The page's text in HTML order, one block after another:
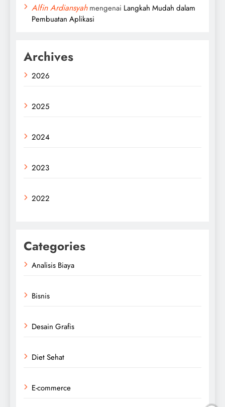
Alfin Ardiansyahmengenai Langkah Mudah dalam
Pembuatan Aplikasi
Archives
2026
2025
2024
2023
2022
Categories
Analisis Biaya
Bisnis
Desain Grafis
Diet Sehat
E-commerce